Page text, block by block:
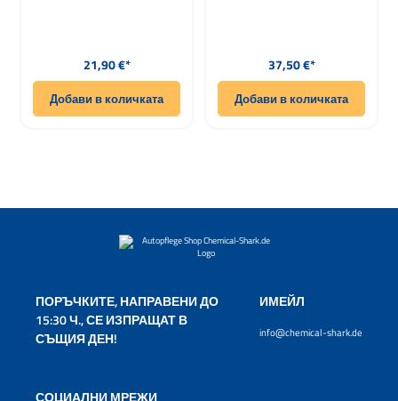
Редовна цена:
21,90 €*
Добави в количката
Редовна цена:
37,50 €*
Добави в количката
ПОРЪЧКИТЕ, НАПРАВЕНИ ДО
15:30 Ч., СЕ ИЗПРАЩАТ В
СЪЩИЯ ДЕН!
ИМЕЙЛ
info@chemical-shark.de